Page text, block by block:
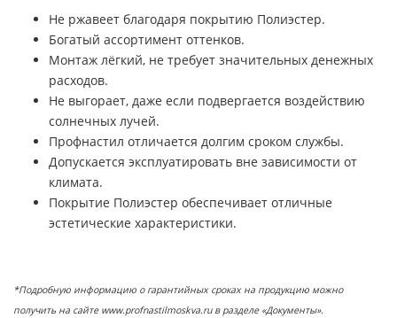
Не ржавеет благодаря покрытию Полиэстер.
Богатый ассортимент оттенков.
Монтаж лёгкий, не требует значительных денежных
расходов.
Не выгорает, даже если подвергается воздействию
солнечных лучей.
Профнастил отличается долгим сроком службы.
Допускается эксплуатировать вне зависимости от
климата.
Покрытие Полиэстер обеспечивает отличные
эстетические характеристики.
*Подробную информацию о гарантийных сроках на продукцию можно
получить на сайте www.profnastilmoskva.ru в разделе «Документы».